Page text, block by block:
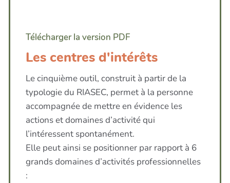
Télécharger la version PDF
Les centres d'intérêts
Le cinquième outil, construit à partir de la
typologie du RIASEC, permet à la personne
accompagnée de mettre en évidence les
actions et domaines d’activité qui
l’intéressent spontanément.
Elle peut ainsi se positionner par rapport à 6
grands domaines d’activités professionnelles
: